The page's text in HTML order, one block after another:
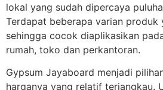
lokal yang sudah dipercaya
Terdapat beberapa varian produk
sehingga cocok diaplikasikan
rumah, toko dan perkantoran.
Gypsum Jayaboard menjadi
harganya yang relatif terjangkau.